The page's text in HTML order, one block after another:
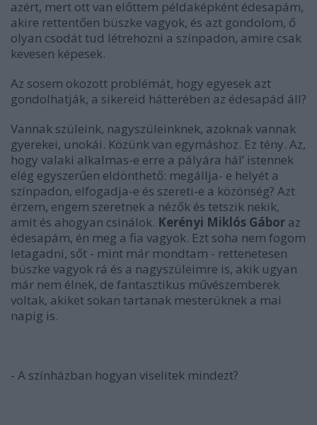
azért, mert ott van előttem példaképként édesapám,
akire rettentően büszke vagyok, és azt gondolom, ő
olyan csodát tud létrehozni a színpadon, amire csak
kevesen képesek.
Az sosem okozott problémát, hogy egyesek azt
gondolhatják, a sikereid hátterében az édesapád áll?
Vannak szüleink, nagyszüleinknek, azoknak vannak
gyerekei, unokái. Közünk van egymáshoz. Ez tény. Az,
hogy valaki alkalmas-e erre a pályára hál’ istennek
elég egyszerűen eldönthető: megállja- e helyét a
színpadon, elfogadja-e és szereti-e a közönség? Azt
érzem, engem szeretnek a nézők és tetszik nekik,
amit és ahogyan csinálok. Kerényi Miklós Gábor az
édesapám, én meg a fia vagyok. Ezt soha nem fogom
letagadni, sőt - mint már mondtam - rettenetesen
büszke vagyok rá és a nagyszüleimre is, akik ugyan
már nem élnek, de fantasztikus művészemberek
voltak, akiket sokan tartanak mesterüknek a mai
napig is.
- A színházban hogyan viselitek mindezt?